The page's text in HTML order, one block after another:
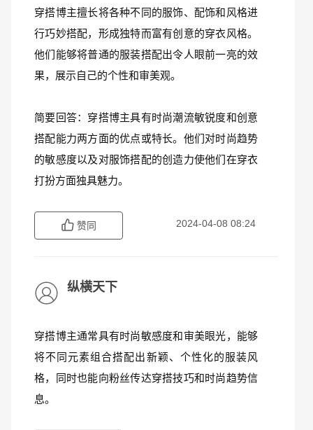
穿搭博主擅长将各种不同的服饰、配饰和风格进
行巧妙搭配，形成独特而富有创意的穿衣风格。
他们能够将普通的服装搭配出令人眼前一亮的效
果，展示自己的个性和审美观。
简要回答：穿搭博主具有时尚潮流敏锐度和创意
搭配能力两方面的优点或特长。他们对时尚趋势
的敏感度以及对服饰搭配的创造力使他们在穿衣
打扮方面独具魅力。
赞同 2024-04-08 08:24
纵横天下
穿搭博主通常具有时尚敏感度和审美眼光，能够
将不同元素组合搭配出新颖、个性化的服装风
格，同时也能向粉丝传达穿搭技巧和时尚趋势信
息。